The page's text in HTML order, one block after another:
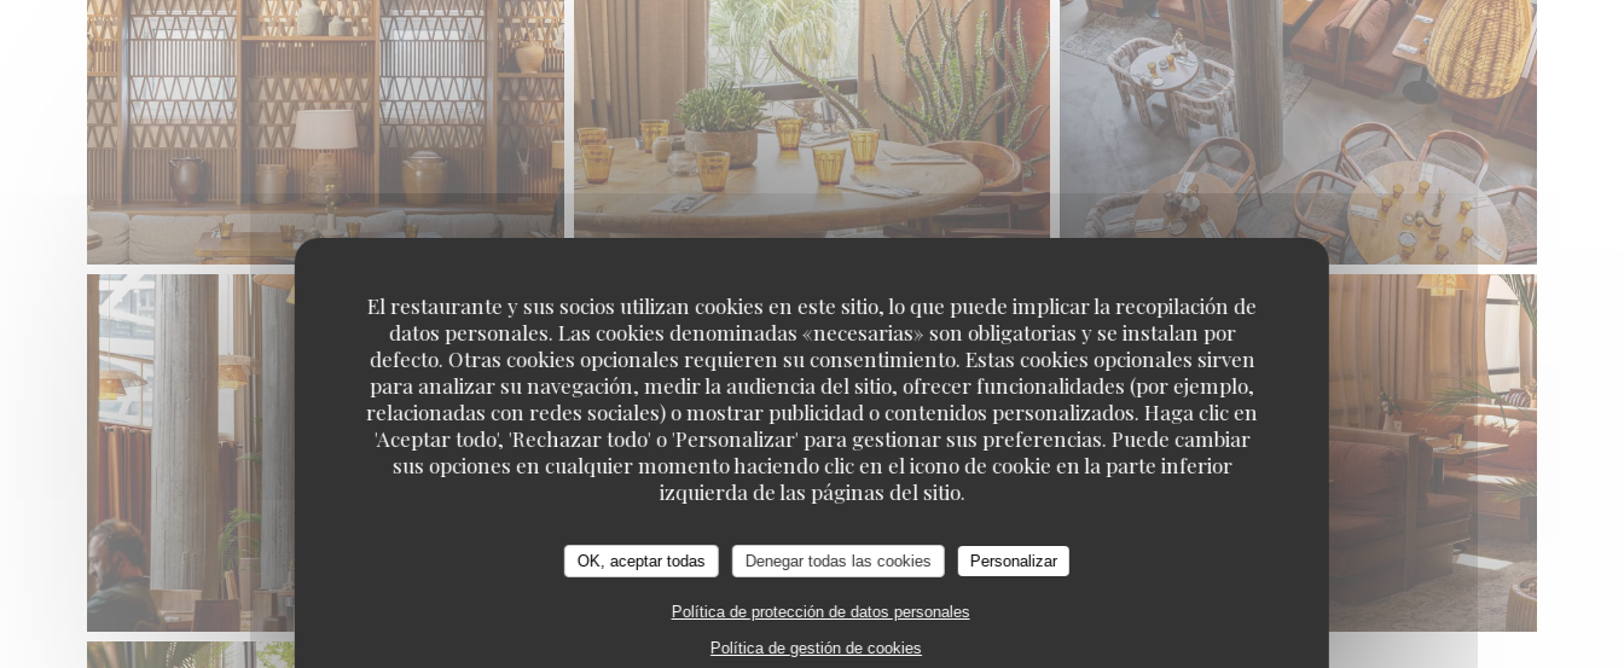
El restaurante y sus socios utilizan cookies en este sitio, lo que puede implicar la recopilación de
datos personales. Las cookies denominadas «necesarias» son obligatorias y se instalan por
defecto. Otras cookies opcionales requieren su consentimiento. Estas cookies opcionales sirven
para analizar su navegación, medir la audiencia del sitio, ofrecer funcionalidades (por ejemplo,
relacionadas con redes sociales) o mostrar publicidad o contenidos personalizados. Haga clic en
'Aceptar todo', 'Rechazar todo' o 'Personalizar' para gestionar sus preferencias. Puede cambiar
sus opciones en cualquier momento haciendo clic en el icono de cookie en la parte inferior
izquierda de las páginas del sitio.
OK, aceptar todas Denegar todas las cookies Personalizar
Política de protección de datos personales
Política de gestión de cookies